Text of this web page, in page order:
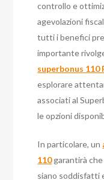
controllo e
agevolazioni
tutti i benefici
importante
superbonus 110
esplorare
associati al
le opzioni
In particolare, un
110garantirà
siano soddisfatti